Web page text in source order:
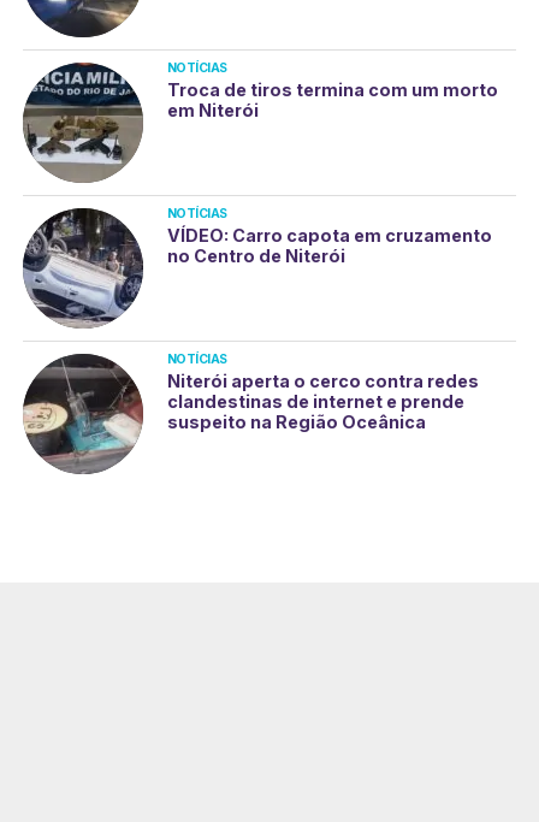
NOTÍCIAS
Troca de tiros termina com um morto
em Niterói
NOTÍCIAS
VÍDEO: Carro capota em cruzamento
no Centro de Niterói
NOTÍCIAS
Niterói aperta o cerco contra redes
clandestinas de internet e prende
suspeito na Região Oceânica